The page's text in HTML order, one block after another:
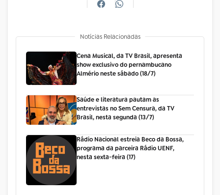
Notícias Relacionadas
Cena Musical, da TV Brasil, apresenta
show exclusivo do pernambucano
Almério neste sábado (18/7)
Saúde e literatura pautam as
entrevistas no Sem Censura, da TV
Brasil, nesta segunda (13/7)
Rádio Nacional estreia Beco da Bossa,
programa da parceira Rádio UENF,
nesta sexta-feira (17)